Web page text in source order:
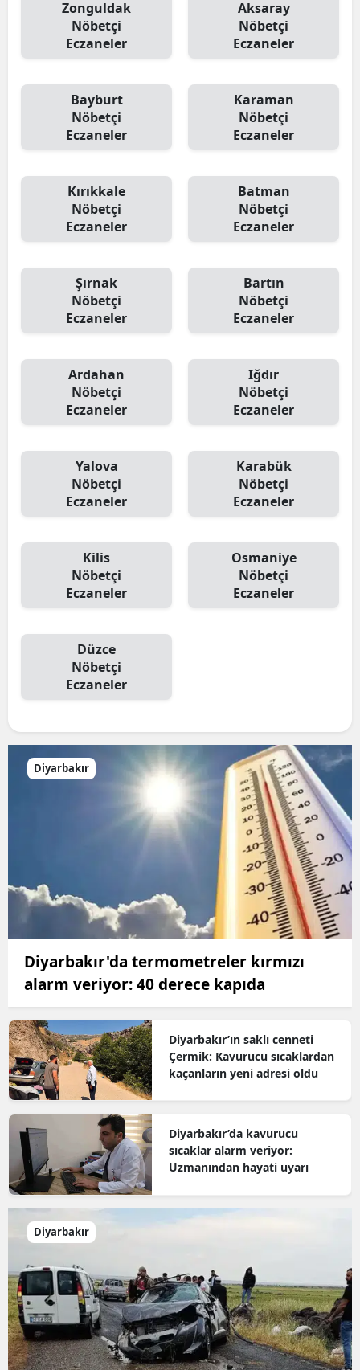
Zonguldak
Nöbetçi
Eczaneler
Aksaray
Nöbetçi
Eczaneler
Bayburt
Nöbetçi
Eczaneler
Karaman
Nöbetçi
Eczaneler
Kırıkkale
Nöbetçi
Eczaneler
Batman
Nöbetçi
Eczaneler
Şırnak
Nöbetçi
Eczaneler
Bartın
Nöbetçi
Eczaneler
Ardahan
Nöbetçi
Eczaneler
Iğdır
Nöbetçi
Eczaneler
Yalova
Nöbetçi
Eczaneler
Karabük
Nöbetçi
Eczaneler
Kilis
Nöbetçi
Eczaneler
Osmaniye
Nöbetçi
Eczaneler
Düzce
Nöbetçi
Eczaneler
Diyarbakır
Diyarbakır'da termometreler kırmızı
alarm veriyor: 40 derece kapıda
Diyarbakır’ın saklı cenneti
Çermik: Kavurucu sıcaklardan
kaçanların yeni adresi oldu
Diyarbakır’da kavurucu
sıcaklar alarm veriyor:
Uzmanından hayati uyarı
Diyarbakır